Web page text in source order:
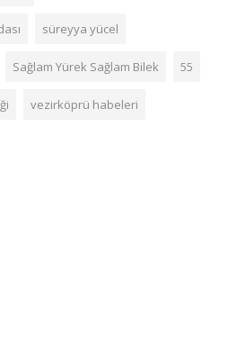
süreyya yücel
Sağlam Yürek Sağlam Bilek 55
vezirköprü habeleri